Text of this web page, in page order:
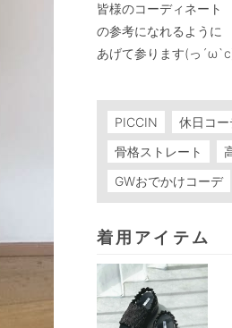
皆様のコーディネート
の参考になれるように
あげて参ります(っ
PICCIN 休日コー
骨格ストレート
GWおでかけコーデ
着用アイテム